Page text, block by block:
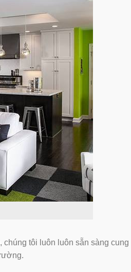
chúng tôi luôn luôn sẵn sàng cung